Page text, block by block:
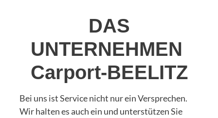
DAS
UNTERNEHMEN
Carport-BEELITZ
Bei uns ist Service nicht nur ein Versprechen.
Wir halten es auch ein und unterstützen Sie